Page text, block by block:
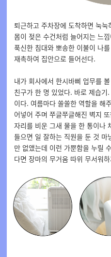
퇴근하고 주차장에 도착하면 눅
몸이 젖은 수건처럼 늘어지는 느
푹신한 침대와 뽀송한 이불이 나
재촉하여 집안으로 들어선다.
내가 회사에서 한시바삐 업무를 볼
친구가 한 명 있었다. 바로 제습기.
이다. 여름마다 쏠쏠한 역할을 해
어넣어 주며 쭈글쭈글해진 벽지
자리를 비운 그새 물을 한 통이나
들으면 일 잘하는 직원을 둔 것 마
만 없앴는데 이런 가뿐함을 누릴
다면 장마의 무거움 따위 무서워하